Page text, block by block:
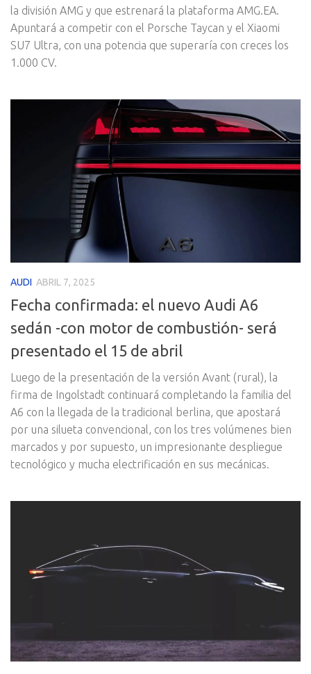
la división AMG y que estrenará la plataforma AMG.EA.
Apuntará a competir con el Porsche Taycan y el Xiaomi
SU7 Ultra, con una potencia que superaría con creces los
1.000 CV.
AUDI ABRIL 7, 2025
Fecha confirmada: el nuevo Audi A6
sedán -con motor de combustión- será
presentado el 15 de abril
Luego de la presentación de la versión Avant (rural), la
firma de Ingolstadt continuará completando la familia del
A6 con la llegada de la tradicional berlina, que apostará
por una silueta convencional, con los tres volúmenes bien
marcados y por supuesto, un impresionante despliegue
tecnológico y mucha electrificación en sus mecánicas.